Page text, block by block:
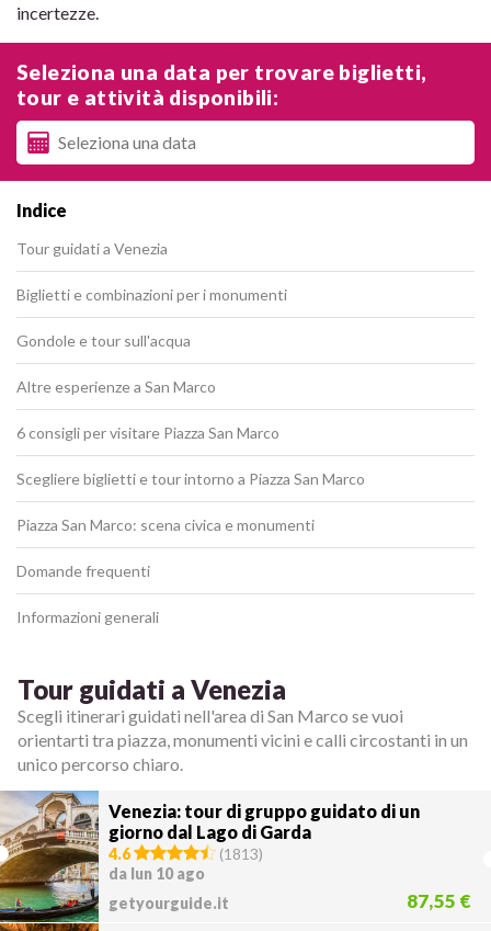
incertezze.
Seleziona una data per trovare biglietti,
tour e attività disponibili:
Indice
Tour guidati a Venezia
Biglietti e combinazioni per i monumenti
Gondole e tour sull'acqua
Altre esperienze a San Marco
6 consigli per visitare Piazza San Marco
Scegliere biglietti e tour intorno a Piazza San Marco
Piazza San Marco: scena civica e monumenti
Domande frequenti
Informazioni generali
Tour guidati a Venezia
Scegli itinerari guidati nell'area di San Marco se vuoi
orientarti tra piazza, monumenti vicini e calli circostanti in un
unico percorso chiaro.
Venezia: tour di gruppo guidato di un
giorno dal Lago di Garda
4.6 (1813)
da lun 10 ago
getyourguide.it
87,55 €